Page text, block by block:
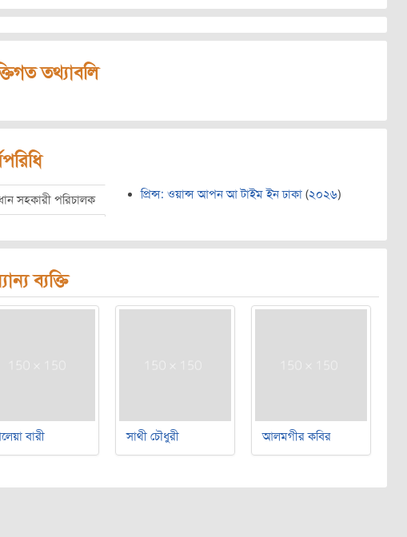
তথ্যাবলি
সহকারী পরিচালক প্রিন্স: ওয়ান্স আপন আ টাইম ইন ঢাকা (২০২৬)
ব্যক্তি
বারী সাথী চৌধুরী আলমগীর কবির